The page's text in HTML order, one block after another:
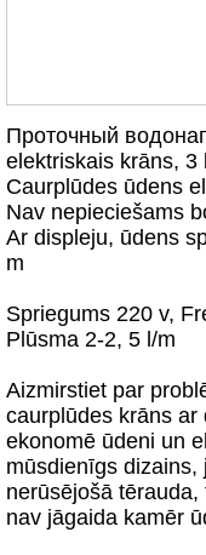
Проточный
elektriskais krāns, 3
Caurplūdes ūdens
Nav nepieciešams
Ar displeju, ūdens
m
Spriegums 220 v,
Plūsma 2-2, 5 l/m
Aizmirstiet par
caurplūdes krāns ar
ekonomē ūdeni un
mūsdienīgs
nerūsējošā
nav jāgaida kamēr